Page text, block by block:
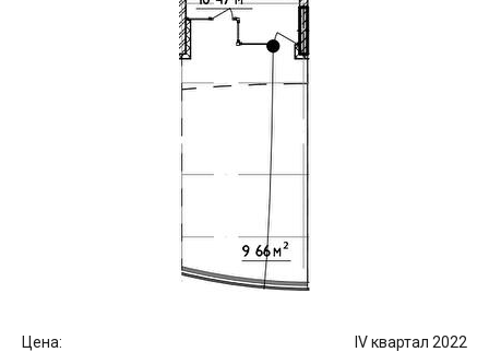
Цена: IV квартал 2022